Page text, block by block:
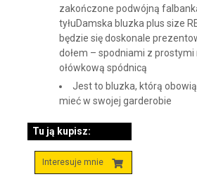
zakończone podwójną
tyłuDamska bluzka plus size
będzie się doskonale
dołem – spodniami z
ołówkową spódnicą
Jest to bluzka, którą
mieć w swojej garderobie
Tu ją kupisz:
Interesuje mnie